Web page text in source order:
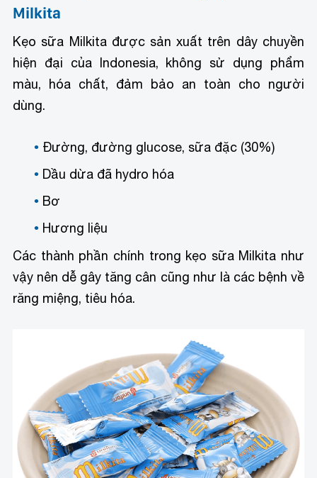
Milkita
Kẹo sữa Milkita được sản xuất trên dây chuyền
hiện đại của Indonesia, không sử dụng phẩm
màu, hóa chất, đảm bảo an toàn cho người
dùng.
Đường, đường glucose, sữa đặc (30%)
Dầu dừa đã hydro hóa
Bơ
Hương liệu
Các thành phần chính trong kẹo sữa Milkita như
vậy nên dễ gây tăng cân cũng như là các bệnh về
răng miệng, tiêu hóa.